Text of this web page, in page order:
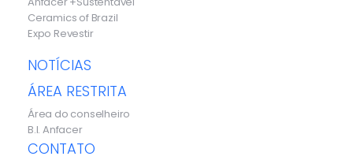
Ceramics of Brazil
Expo Revestir
NOTÍCIAS
ÁREA RESTRITA
Área do conselheiro
B.I. Anfacer
CONTATO